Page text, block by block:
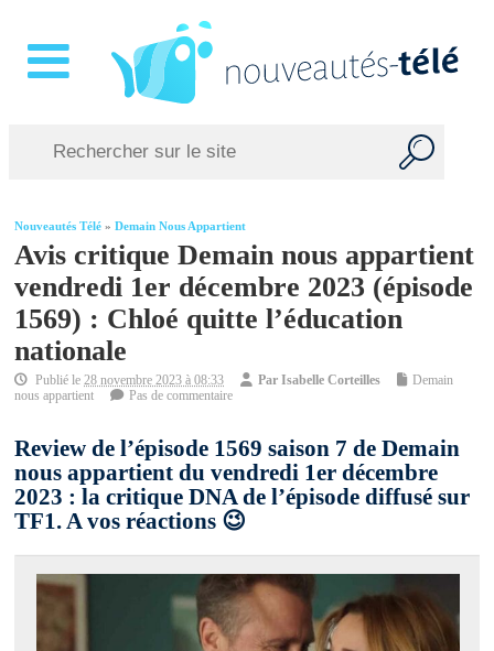
Nouveautés Télé »Demain Nous Appartient
Avis critique Demain nous appartient
vendredi 1er décembre 2023 (épisode
1569) : Chloé quitte l’éducation
nationale
Publié le28 novembre 2023 à 08:33 ParIsabelle Corteilles
Demain
nous appartient
Pas de commentaire
Review de l’épisode 1569 saison 7 de Demain
nous appartient du vendredi 1er décembre
2023 : la critique DNA de l’épisode diffusé sur
TF1. A vos réactions 😉